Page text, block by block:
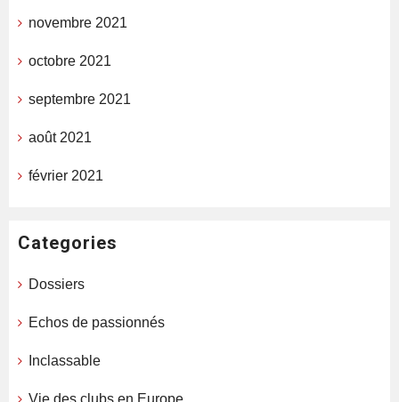
novembre 2021
octobre 2021
septembre 2021
août 2021
février 2021
Categories
Dossiers
Echos de passionnés
Inclassable
Vie des clubs en Europe.